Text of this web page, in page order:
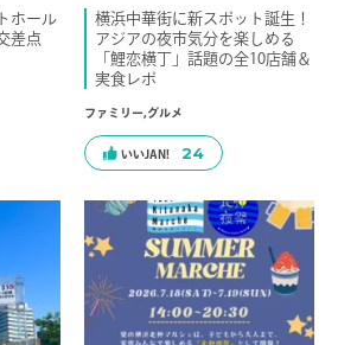
ホール
差点
横浜中華街に新スポット誕生！
アジアの夜市気分を楽しめる
「鯉恋横丁」話題の全10店舗＆
実食レポ
ファミリー,グルメ
24